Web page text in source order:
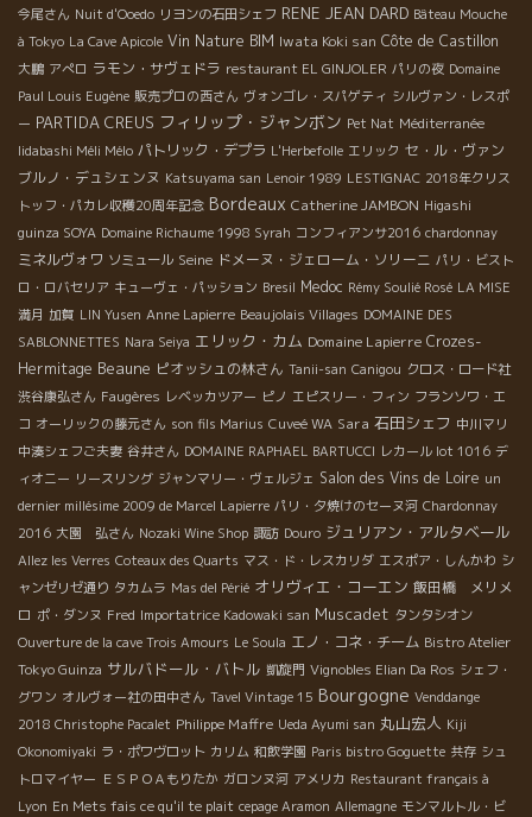
今尾さん Nuit d'Ooedo リヨンの石田シェフ RENE JEAN DARD Bâteau Mouche
à Tokyo La Cave Apicole Vin Nature BIM Iwata Koki san Côte de Castillon
大鵬 アぺロ ラモン・サヴェドラ restaurant EL GINJOLER パリの夜 Domaine
Paul Louis Eugène 販売プロの西さん ヴォンゴレ・スパゲティ シルヴァン・レスポ
ー PARTIDA CREUS フィリップ・ジャンボン Pet Nat Méditerranée
Iidabashi Méli Mélo パトリック・デプラ L'Herbefolle エリック セ・ル・ヴァン
ブルノ・デュシェンヌ Katsuyama san Lenoir 1989 LESTIGNAC 2018年クリス
トッフ・パカレ収穫20周年記念 Bordeaux Catherine JAMBON Higashi
guinza SOYA Domaine Richaume 1998 Syrah コンフィアンサ2016 chardonnay
ミネルヴォワ ソミュール Seine ドメーヌ・ジェローム・ソリーニ パリ・ビスト
ロ・ロバセリア キューヴェ・パッション Bresil Medoc Rémy Soulié Rosé LA MISE
満月 加賀 LIN Yusen Anne Lapierre Beaujolais Villages DOMAINE DES
SABLONNETTES Nara Seiya エリック・カム Domaine Lapierre Crozes-
Hermitage Beaune ピオッシュの林さん Tanii-san Canigou クロス・ロード社
渋谷康弘さん Faugères レベッカツアー ピノ エピスリー・フィン フランソワ・エ
コ オーリックの藤元さん son fils Marius Cuveé WA Sara 石田シェフ 中川マリ
中湊シェフご夫妻 谷井さん DOMAINE RAPHAEL BARTUCCI レカール lot 1016 デ
ィオニー リースリング ジャンマリー・ヴェルジェ Salon des Vins de Loire un
dernier millésime 2009 de Marcel Lapierre パリ・夕焼けのセーヌ河 Chardonnay
2016 大園 弘さん Nozaki Wine Shop 諏訪 Douro ジュリアン・アルタベール
Allez les Verres Coteaux des Quarts マス・ド・レスカリダ エスポア・しんかわ シ
ャンゼリゼ通り タカムラ Mas del Périé オリヴィエ・コーエン 飯田橋 メリメ
ロ ポ・ダンヌ Fred Importatrice Kadowaki san Muscadet タンタシオン
Ouverture de la cave Trois Amours Le Soula エノ・コネ・チーム Bistro Atelier
Tokyo Guinza サルバドール・バトル 凱旋門 Vignobles Elian Da Ros シェフ・
グワン オルヴォー社の田中さん Tavel Vintage 15 Bourgogne Venddange
2018 Christophe Pacalet Philippe Maffre Ueda Ayumi san 丸山宏人 Kiji
Okonomiyaki ラ・ポワヴロット カリム 和飲学園 Paris bistro Goguette 共存 シュ
トロマイヤー ＥＳＰＯＡもりたか ガロンヌ河 アメリカ Restaurant français à
Lyon En Mets fais ce qu'il te plait cepage Aramon Allemagne モンマルトル・ビ